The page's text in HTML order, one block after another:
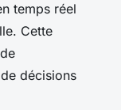
temps réel
Cette
décisions